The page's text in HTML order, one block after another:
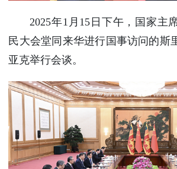
2025年1月15日下午，国家主
民大会堂同来华进行国事访问的斯
亚克举行会谈。